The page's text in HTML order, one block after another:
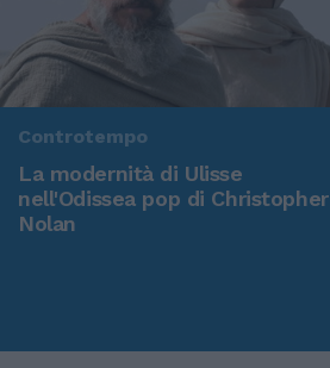
Controtempo
La modernità di Ulisse
nell'Odissea pop di Christopher
Nolan